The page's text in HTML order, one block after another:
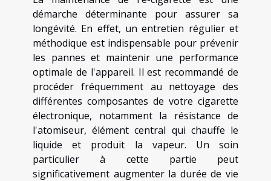
démarche déterminante pour assurer sa
longévité. En effet, un entretien régulier et
méthodique est indispensable pour prévenir
les pannes et maintenir une performance
optimale de l'appareil. Il est recommandé de
procéder fréquemment au nettoyage des
différentes composantes de votre cigarette
électronique, notamment la résistance de
l'atomiseur, élément central qui chauffe le
liquide et produit la vapeur. Un soin
particulier à cette partie peut
significativement augmenter la durée de vie